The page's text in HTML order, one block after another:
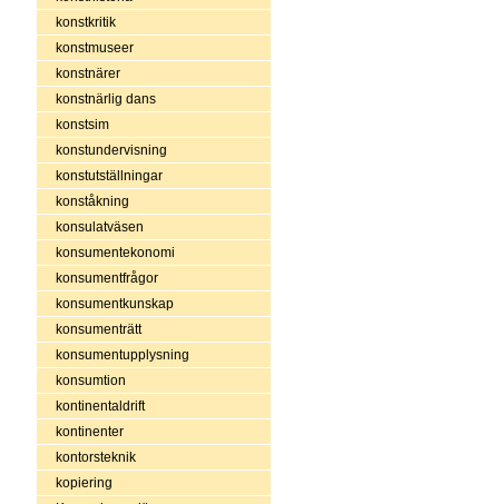
konstkritik
konstmuseer
konstnärer
konstnärlig dans
konstsim
konstundervisning
konstutställningar
konståkning
konsulatväsen
konsumentekonomi
konsumentfrågor
konsumentkunskap
konsumenträtt
konsumentupplysning
konsumtion
kontinentaldrift
kontinenter
kontorsteknik
kopiering